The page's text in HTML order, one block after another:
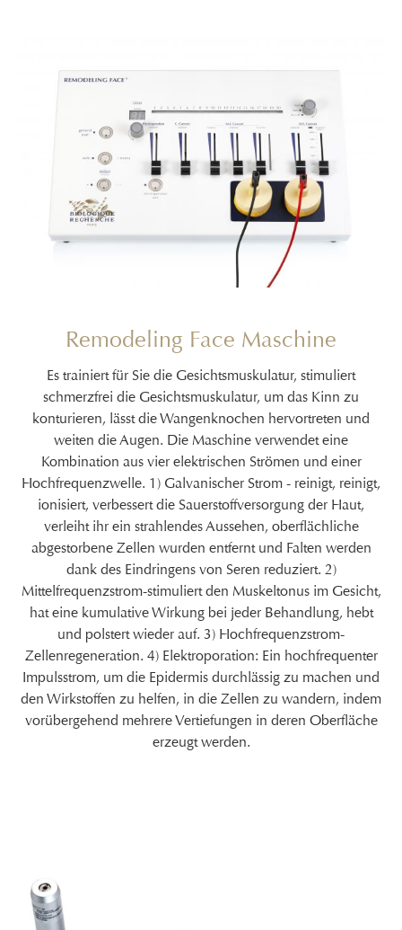
Remodeling Face Maschine
Es trainiert für Sie die Gesichtsmuskulatur, stimuliert
schmerzfrei die Gesichtsmuskulatur, um das Kinn zu
konturieren, lässt die Wangenknochen hervortreten und
weiten die Augen. Die Maschine verwendet eine
Kombination aus vier elektrischen Strömen und einer
Hochfrequenzwelle. 1) Galvanischer Strom - reinigt, reinigt,
ionisiert, verbessert die Sauerstoffversorgung der Haut,
verleiht ihr ein strahlendes Aussehen, oberflächliche
abgestorbene Zellen wurden entfernt und Falten werden
dank des Eindringens von Seren reduziert. 2)
Mittelfrequenzstrom-stimuliert den Muskeltonus im Gesicht,
hat eine kumulative Wirkung bei jeder Behandlung, hebt
und polstert wieder auf. 3) Hochfrequenzstrom-
Zellenregeneration. 4) Elektroporation: Ein hochfrequenter
Impulsstrom, um die Epidermis durchlässig zu machen und
den Wirkstoffen zu helfen, in die Zellen zu wandern, indem
vorübergehend mehrere Vertiefungen in deren Oberfläche
erzeugt werden.